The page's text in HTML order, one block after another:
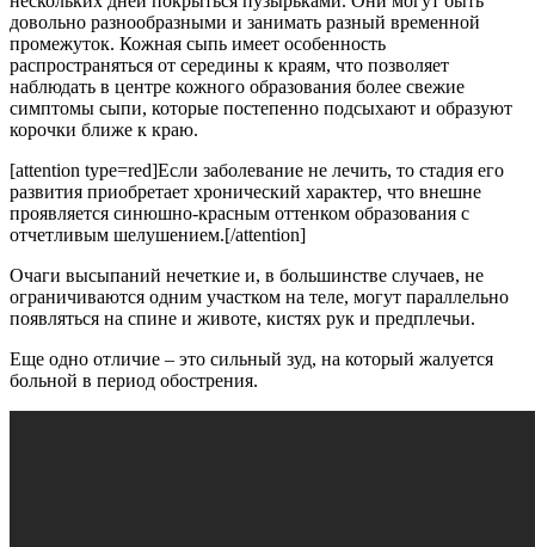
довольно разнообразными и занимать разный временной
промежуток. Кожная сыпь имеет особенность
распространяться от середины к краям, что позволяет
наблюдать в центре кожного образования более свежие
симптомы сыпи, которые постепенно подсыхают и образуют
корочки ближе к краю.
[attention type=red]Если заболевание не лечить, то стадия его
развития приобретает хронический характер, что внешне
проявляется синюшно-красным оттенком образования с
отчетливым шелушением.[/attention]
Очаги высыпаний нечеткие и, в большинстве случаев, не
ограничиваются одним участком на теле, могут параллельно
появляться на спине и животе, кистях рук и предплечьи.
Еще одно отличие – это сильный зуд, на который жалуется
больной в период обострения.